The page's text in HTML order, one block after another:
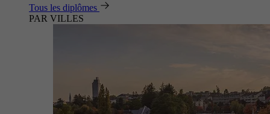
Tous les diplômes
PAR VILLES